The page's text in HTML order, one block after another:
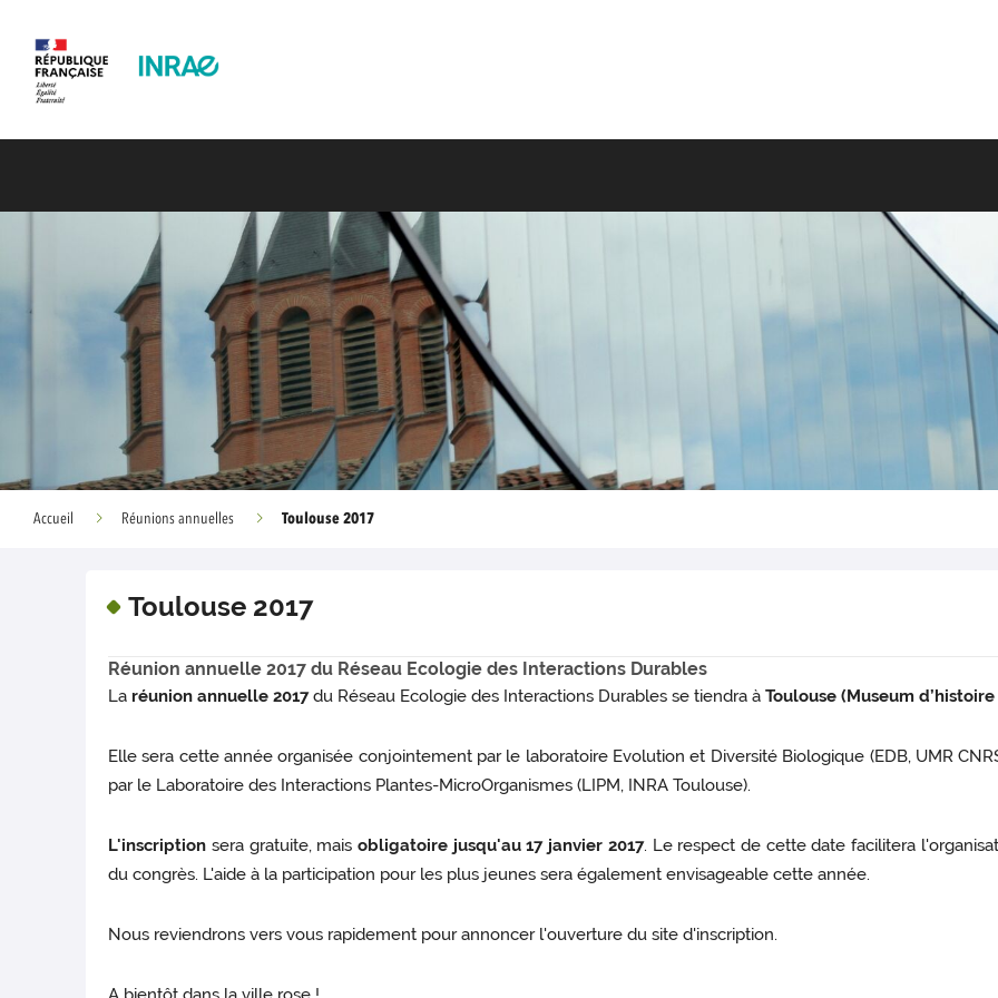
Accueil Réunions annuelles Toulouse 2017
Toulouse 2017
Réunion annuelle 2017 du Réseau Ecologie des Interactions Durables
La réunion annuelle 2017du Réseau Ecologie des Interactions Durables se tiendra àToulouse (Museum
Elle sera cette année organisée conjointement par le laboratoire Evolution et Diversité Biologique (EDB, UMR
par le Laboratoire des Interactions Plantes-MicroOrganismes (LIPM, INRA Toulouse).
L'inscription sera gratuite, mais obligatoire jusqu'au 17 janvier 2017. Le respect de cette date facilitera
du congrès. L'aide à la participation pour les plus jeunes sera également envisageable cette année.
Nous reviendrons vers vous rapidement pour annoncer l'ouverture du site d'inscription.